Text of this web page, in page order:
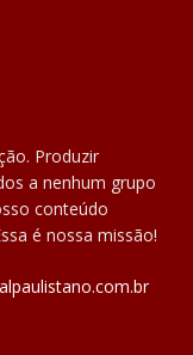
Produzir
a nenhum grupo
conteúdo
é nossa missão!